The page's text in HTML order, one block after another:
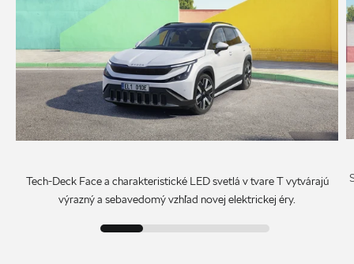
Tech-Deck Face a charakteristické LED svetlá v tvare T vytvárajú
výrazný a sebavedomý vzhľad novej elektrickej éry.